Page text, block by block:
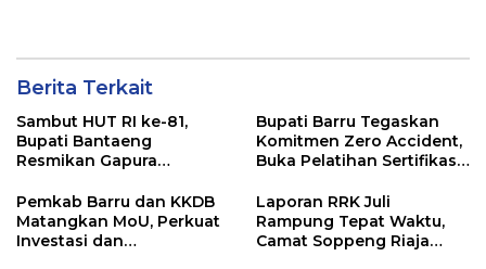
Berita Terkait
Sambut HUT RI ke-81,
Bupati Bantaeng
Resmikan Gapura
Bupati Barru Tegaskan
Komitmen Zero Accident,
Buka Pelatihan Sertifikasi
Pemkab Barru dan KKDB
Matangkan MoU, Perkuat
Investasi dan
Laporan RRK Juli
Rampung Tepat Waktu,
Camat Soppeng Riaja